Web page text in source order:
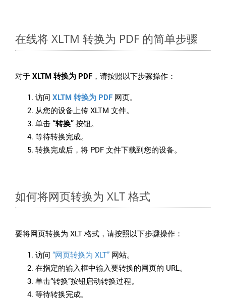
在线将 XLTM 转换为 PDF 的简单步骤
对于 XLTM 转换为 PDF ，请按照以下步骤操作：
访问 XLTM 转换为 PDF 网页。
从您的设备上传 XLTM 文件。
单击 “转换” 按钮。
等待转换完成。
转换完成后，将 PDF 文件下载到您的设备。
如何将网页转换为 XLT 格式
要将网页转换为 XLT 格式，请按照以下步骤操作：
访问 “网页转换为 XLT” 网站。
在指定的输入框中输入要转换的网页的 URL。
单击“转换”按钮启动转换过程。
等待转换完成。